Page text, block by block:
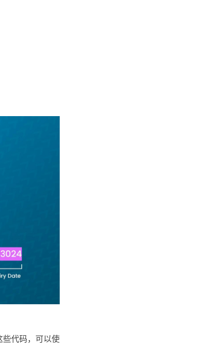
些代码，可以使